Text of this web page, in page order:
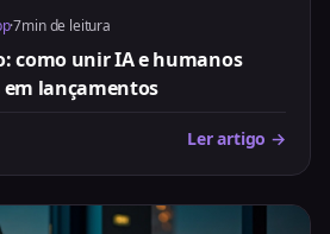
·7min de leitura
como unir IA e humanos
lançamentos
Ler artigo →